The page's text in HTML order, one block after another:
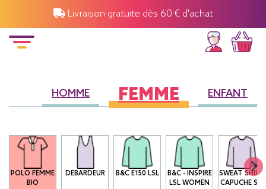
Livraison gratuite dès 60 € d'achat
HOMME FEMME ENFANT
POLO FEMME
BIO
DEBARDEUR B&C E150 LSL
B&C - INSPIRE
LSL WOMEN
SWEAT SHIRT
CAPUCHE SG